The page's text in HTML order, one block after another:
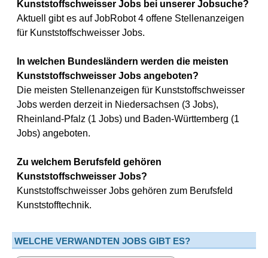
Kunststoffschweisser Jobs bei unserer Jobsuche?
Aktuell gibt es auf JobRobot 4 offene Stellenanzeigen
für Kunststoffschweisser Jobs.
In welchen Bundesländern werden die meisten
Kunststoffschweisser Jobs angeboten?
Die meisten Stellenanzeigen für Kunststoffschweisser
Jobs werden derzeit in Niedersachsen (3 Jobs),
Rheinland-Pfalz (1 Jobs) und Baden-Württemberg (1
Jobs) angeboten.
Zu welchem Berufsfeld gehören
Kunststoffschweisser Jobs?
Kunststoffschweisser Jobs gehören zum Berufsfeld
Kunststofftechnik.
WELCHE VERWANDTEN JOBS GIBT ES?